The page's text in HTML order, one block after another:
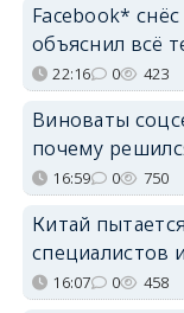
Facebook*
объяснил всё
22:16 0 423
Виноваты
почему
16:59 0 750
Китай
специалистов
16:07 0 458